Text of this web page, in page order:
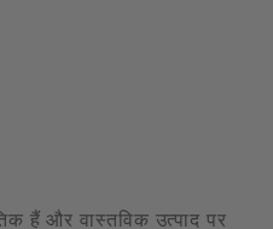
हैं और वास्तविक उत्पाद पर